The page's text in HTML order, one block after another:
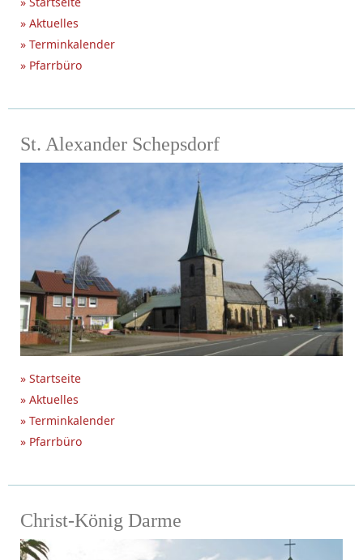
» Aktuelles
» Terminkalender
» Pfarrbüro
St. Alexander Schepsdorf
» Startseite
» Aktuelles
» Terminkalender
» Pfarrbüro
Christ-König Darme